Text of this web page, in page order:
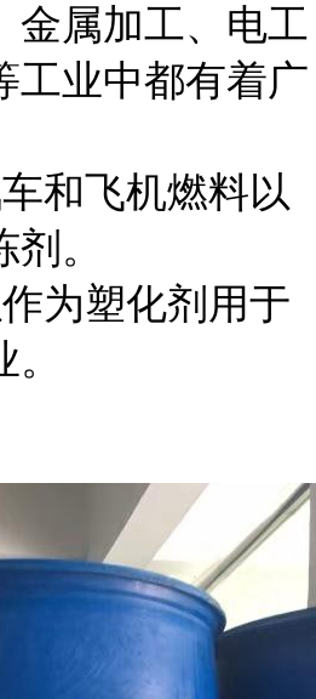
金属加工、电工
工业中都有着广
和飞机燃料以
。
为塑化剂用于